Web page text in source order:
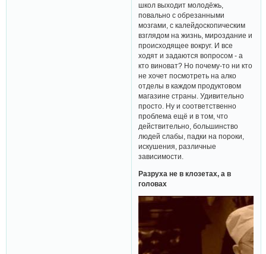
школ выходит молодёжь,
повально с обрезанными
мозгами, с калейдоскопическим
взглядом на жизнь, мироздание и
происходящее вокруг. И все
ходят и задаются вопросом - а
кто виноват? Но почему-то ни кто
не хочет посмотреть на алко
отделы в каждом продуктовом
магазине страны. Удивительно
просто. Ну и соответственно
проблема ещё и в том, что
действительно, большинство
людей слабы, падки на пороки,
искушения, различные
зависимости.
Разруха не в клозетах, а в
головах